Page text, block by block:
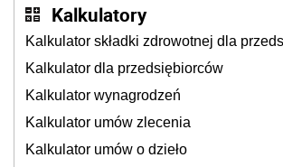
Kalkulatory
Kalkulator składki zdrowotnej dla
Kalkulator dla przedsiębiorców
Kalkulator wynagrodzeń
Kalkulator umów zlecenia
Kalkulator umów o dzieło